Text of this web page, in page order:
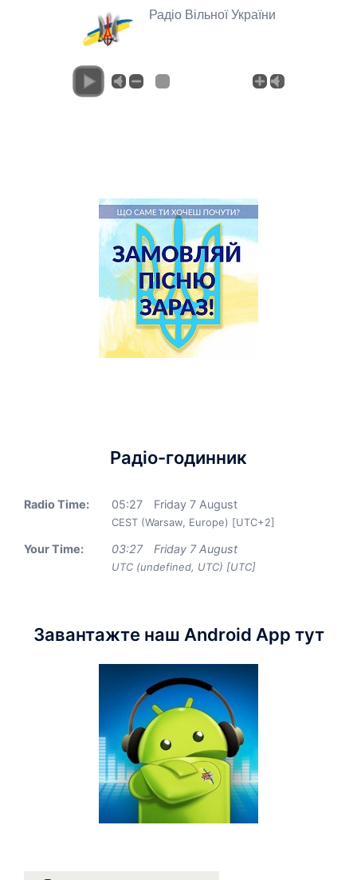
Радіо Вільної України
Радіо-годинник
Radio Time: 05:27 Friday 7 August
CEST (Warsaw, Europe) [UTC+2]
Your Time: 03:27 Friday 7 August
UTC (undefined, UTC) [UTC]
Завантажте наш Android App тут